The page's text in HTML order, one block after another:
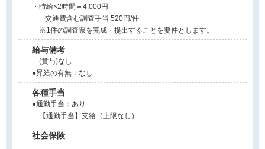
・時給×2時間＝4,000円
+ 交通費含む調査手当 520円/件
※1件の調査票を完成・提出することを要件とします。
給与備考
(賞与)なし
●昇給の有無：なし
各種手当
●通勤手当：あり
【通勤手当】支給（上限なし）
社会保険